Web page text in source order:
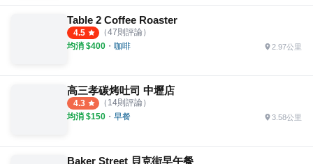
Table 2 Coffee Roaster
4.5 （47則評論）
均消 $400 ・ 咖啡 2.97公里
高三孝碳烤吐司 中壢店
4.3 （ 14則評論）
均消 $150 ・ 早餐 3.58公里
Baker Street 貝克街早午餐